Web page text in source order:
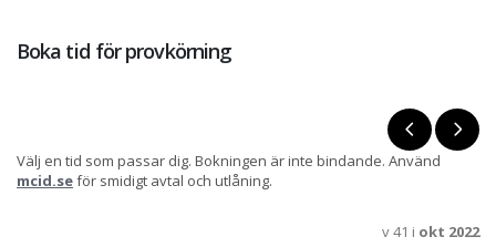
Boka tid för provkörning
Välj en tid som passar dig. Bokningen är inte bindande. Använd
mcid.seför smidigt avtal och utlåning.
v 41 i okt 2022